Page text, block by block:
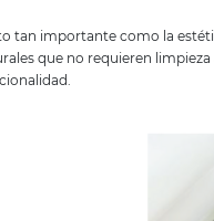
tan importante como la
que no requieren limpieza